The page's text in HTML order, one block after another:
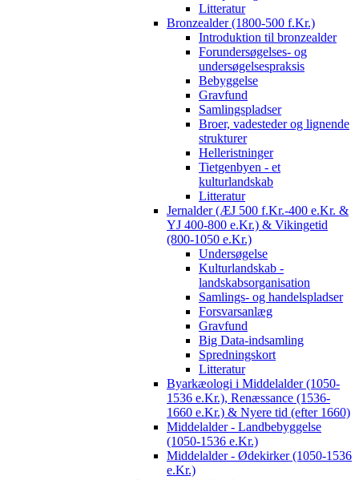
Litteratur
Bronzealder (1800-500 f.Kr.)
Introduktion til bronzealder
Forundersøgelses- og
undersøgelsespraksis
Bebyggelse
Gravfund
Samlingspladser
Broer, vadesteder og lignende
strukturer
Helleristninger
Tietgenbyen - et
kulturlandskab
Litteratur
Jernalder (ÆJ 500 f.Kr.-400 e.Kr. &
YJ 400-800 e.Kr.) & Vikingetid
(800-1050 e.Kr.)
Undersøgelse
Kulturlandskab -
landskabsorganisation
Samlings- og handelspladser
Forsvarsanlæg
Gravfund
Big Data-indsamling
Spredningskort
Litteratur
Byarkæologi i Middelalder (1050-
1536 e.Kr.), Renæssance (1536-
1660 e.Kr.) & Nyere tid (efter 1660)
Middelalder - Landbebyggelse
(1050-1536 e.Kr.)
Middelalder - Ødekirker (1050-1536
e.Kr.)